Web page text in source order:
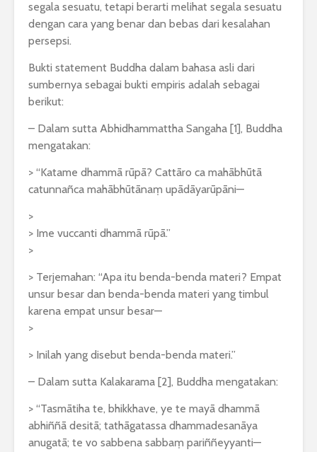
segala sesuatu, tetapi berarti melihat segala sesuatu
dengan cara yang benar dan bebas dari kesalahan
persepsi.
Bukti statement Buddha dalam bahasa asli dari
sumbernya sebagai bukti empiris adalah sebagai
berikut:
– Dalam sutta Abhidhammattha Sangaha [1], Buddha
mengatakan:
> “Katame dhammā rūpā? Cattāro ca mahābhūtā
catunnañca mahābhūtānaṃ upādāyarūpāni—
>
> Ime vuccanti dhammā rūpā.”
>
> Terjemahan: “Apa itu benda-benda materi? Empat
unsur besar dan benda-benda materi yang timbul
karena empat unsur besar—
>
> Inilah yang disebut benda-benda materi.”
– Dalam sutta Kalakarama [2], Buddha mengatakan:
> “Tasmātiha te, bhikkhave, ye te mayā dhammā
abhiññā desitā; tathāgatassa dhammadesanāya
anugatā; te vo sabbena sabbaṃ pariññeyyanti—